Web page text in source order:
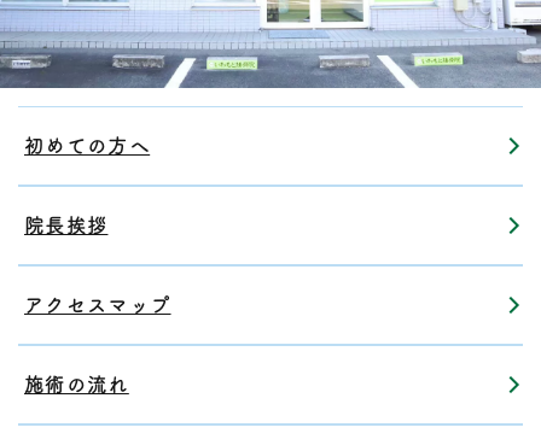
初めての方へ
院長挨拶
アクセスマップ
施術の流れ